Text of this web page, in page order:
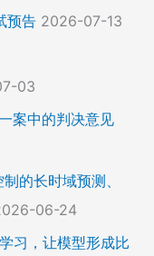
预告 2026-07-13
03
案中的判决意见
的长时域预测、
06-24
习，让模型形成比